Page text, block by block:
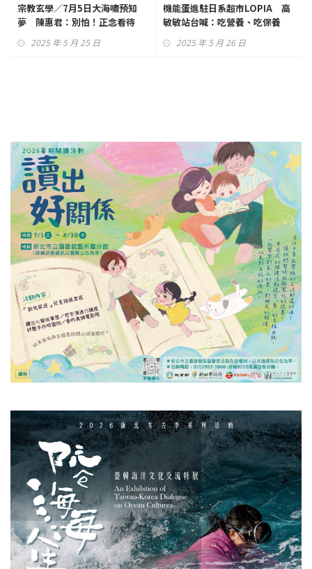
宗教玄學／7月5日大海嘯預知
夢 陳惠君：別怕！正念看待
2025 年 5 月 25 日
機能蛋進駐日系超市LOPIA 高
敏敏站台喊：吃營養、吃保養
2025 年 5 月 26 日